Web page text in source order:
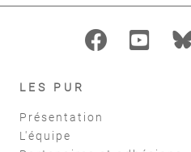
LES PUR
Présentation
L'équipe